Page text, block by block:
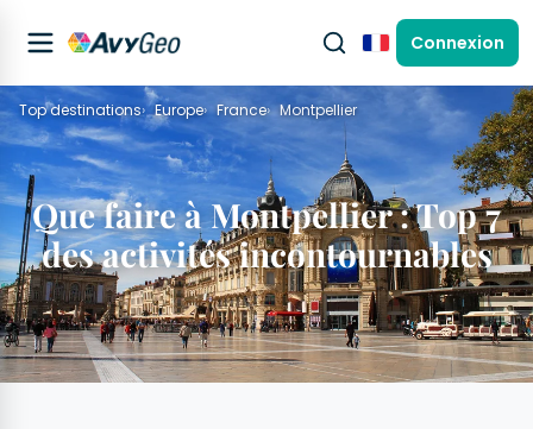
FrançaisConnexion
Top destinations Europe France Montpellier
Que faire à Montpellier : Top 7
des activités incontournables